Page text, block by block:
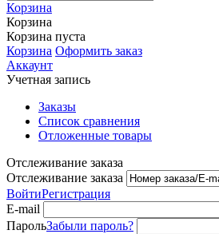
Корзина
Корзина
Корзина пуста
Корзина Оформить заказ
Аккаунт
Учетная запись
Заказы
Список сравнения
Отложенные товары
Отслеживание заказа
Отслеживание заказа
ВойтиРегистрация
E-mail
ПарольЗабыли пароль?